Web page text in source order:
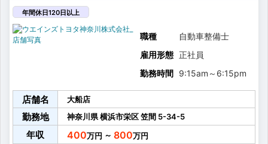
はの大きな魅力です！
年間休日120日以上
職種
自動車整備士
雇用形態 正社員
勤務時間 9:15am ～ 6:15pm
店舗名 大船店
勤務地 神奈川県横浜市栄区笠間 5-34-5
年収 400 ～ 800